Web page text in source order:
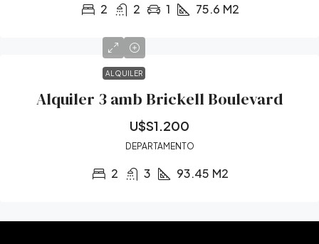
2 2 1 75.6 M2
ALQUILER
Alquiler 3 amb Brickell Boulevard
U$S1.200
DEPARTAMENTO
2 3 93.45 M2